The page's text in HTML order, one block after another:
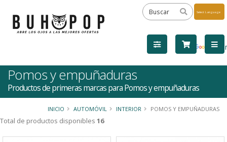
by
Pomos y empuñaduras
Productos de primeras marcas para Pomos y empuñaduras
INICIO AUTOMÓVIL INTERIOR POMOS Y EMPUÑADURAS
Total de productos disponibles 16